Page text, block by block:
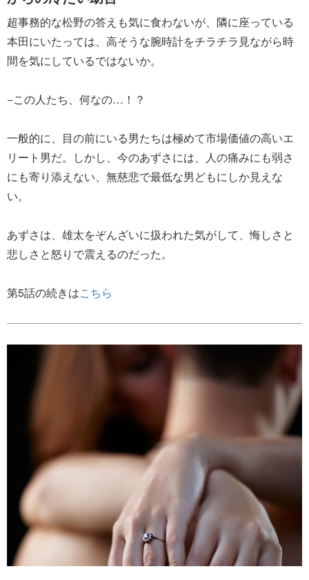
超事務的な松野の答えも気に食わないが、隣に座っている
本田にいたっては、高そうな腕時計をチラチラ見ながら時
間を気にしているではないか。
−この人たち、何なの…！？
一般的に、目の前にいる男たちは極めて市場価値の高いエ
リート男だ。しかし、今のあずさには、人の痛みにも弱さ
にも寄り添えない、無慈悲で最低な男どもにしか見えな
い。
あずさは、雄太をぞんざいに扱われた気がして、悔しさと
悲しさと怒りで震えるのだった。
第5話の続きはこちら